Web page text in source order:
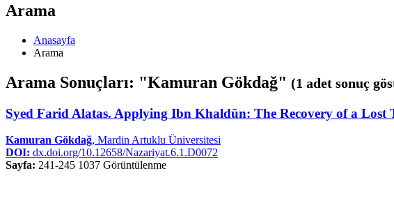
Arama
Anasayfa
Arama
Arama Sonuçları: "Kamuran Gökdağ" (1 adet sonuç
Syed Farid Alatas. Applying Ibn Khaldūn: The Recovery of a Lost
Kamuran Gökdağ, Mardin Artuklu Üniversitesi
DOI: dx.doi.org/10.12658/Nazariyat.6.1.D0072
Sayfa: 241-245 1037 Görüntülenme